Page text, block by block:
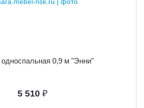
односпальная 0,9 м "Энни"
5 510 ₽